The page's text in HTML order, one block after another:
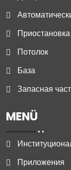
Приостановка
Потолок
База
Запасная
MENÜ
Приложения